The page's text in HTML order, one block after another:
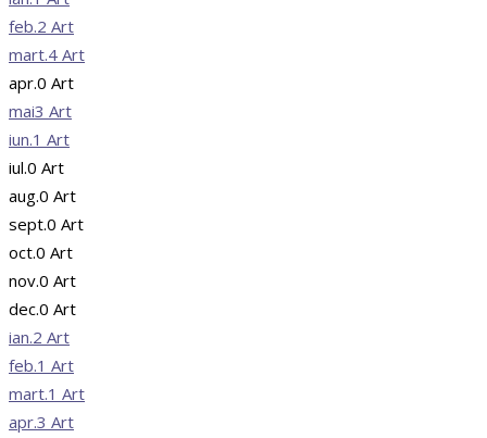
feb.2 Art
mart.4 Art
apr.0 Art
mai3 Art
iun.1 Art
iul.0 Art
aug.0 Art
sept.0 Art
oct.0 Art
nov.0 Art
dec.0 Art
ian.2 Art
feb.1 Art
mart.1 Art
apr.3 Art